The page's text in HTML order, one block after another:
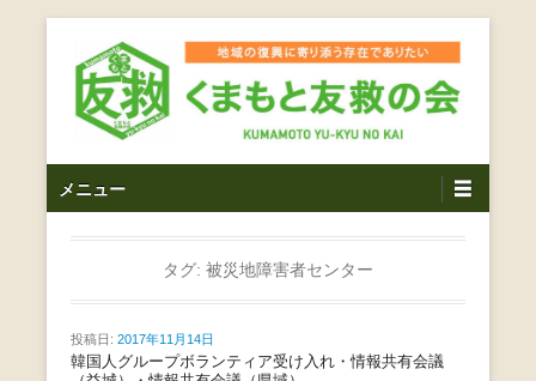
ス
くまもと友救の会｜地域
の復興に寄り添う存在で
ありたい｜熊本県上益城
ィア
し代表松岡亮太を中心に、熊本地震発生直後から被災者の
復興・生活再建を目的に活動しているボランティア団体で
イ
メニュー
タグ: 被災地障害者センター
投稿日: 2017年11月14日
韓国人グループボランティア受け入れ・情報共有会議